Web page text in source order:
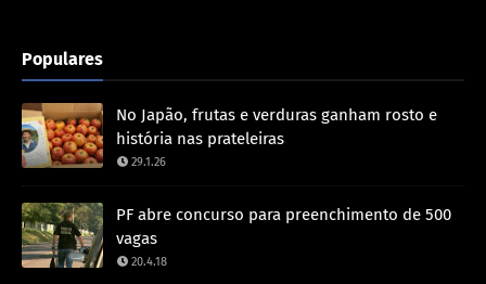
Populares
No Japão, frutas e verduras ganham rosto e
história nas prateleiras
29.1.26
PF abre concurso para preenchimento de 500
vagas
20.4.18